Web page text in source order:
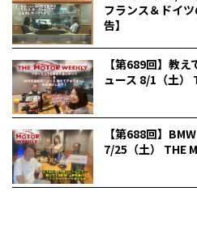
フランス＆ドイ
告】
【第689回】教
ュース 8/1（土）
【第688回】
7/25（土） THE